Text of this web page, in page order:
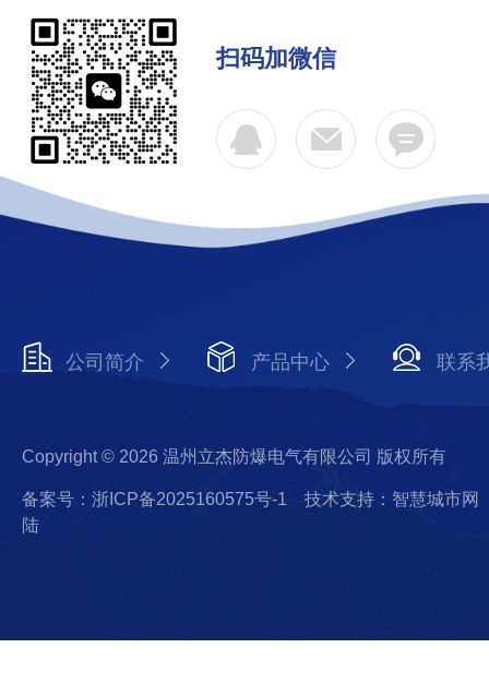
扫码加微信
公司简介 产品中心 联系
Copyright © 2026 温州立杰防爆电气有限公司 版权所有
备案号：浙ICP备2025160575号-1
技术支持：智慧城市网
陆